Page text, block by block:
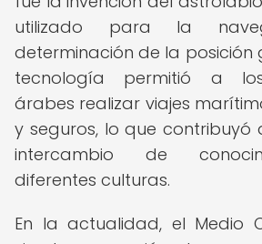
utilizado para la
determinación de la posición
tecnología permitió a
árabes realizar viajes
y seguros, lo que contribuyó
intercambio de
diferentes culturas.
En la actualidad, el Medio